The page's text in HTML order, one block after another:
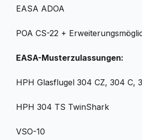
EASA ADOA
POA CS-22 +
EASA-Musterzulassungen:
HPH Glasflugel 304 CZ, 304 C,
HPH 304 TS TwinShark
VSO-10